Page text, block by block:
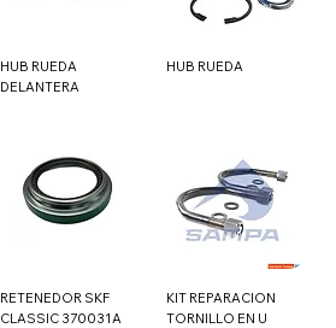
HUB RUEDA
DELANTERA
HUB RUEDA
RETENEDOR SKF
CLASSIC 370031A
KIT REPARACION
TORNILLO EN U